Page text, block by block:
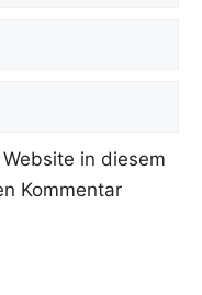
in diesem
Kommentar